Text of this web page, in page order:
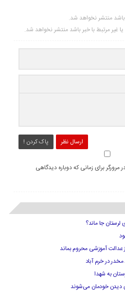
باشد منتشر نخواهد شد.
یا غیر مرتبط با خبر باشد منتشر نخواهد شد.
ارسال نظر پاک کردن !
برای زمانی که دوباره دیدگاهی
لرستان جا ماند؟
عدالت آموزشی محروم بماند
به شهدا
دیدن خودمان می‌شوند